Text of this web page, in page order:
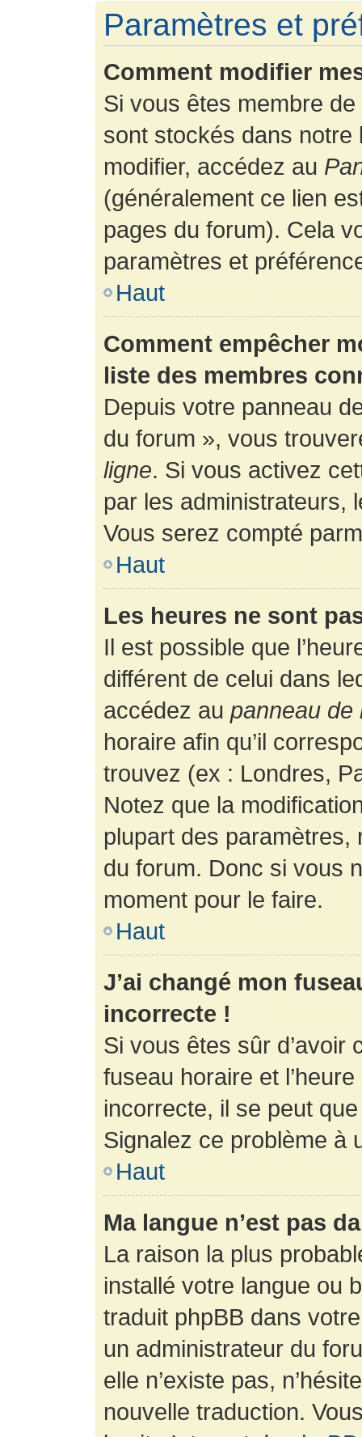
Paramètres et
Comment modifier
Si vous êtes membre
sont stockés dans
modifier, accédez au
(généralement ce lien
pages du forum). Cela
paramètres et
Haut
Comment empêcher
liste des membres
Depuis votre panneau
du forum », vous
ligne. Si vous activez
par les administrateurs,
Vous serez compté
Haut
Les heures ne sont
Il est possible que
différent de celui dans
accédez au panneau de
horaire afin qu’il
trouvez (ex : Londres,
Notez que la
plupart des paramètres,
du forum. Donc si vous
moment pour le faire.
Haut
J’ai changé mon
incorrecte !
Si vous êtes sûr d’avoir
fuseau horaire et
incorrecte, il se peut
Signalez ce problème à
Haut
Ma langue n’est pas
La raison la plus
installé votre langue ou
traduit phpBB dans
un administrateur du
elle n’existe pas,
nouvelle traduction.